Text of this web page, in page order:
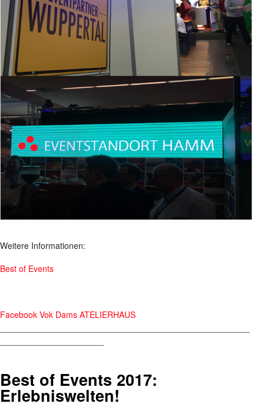
Weitere Informationen:
Best of Events
Facebook Vok Dams ATELIERHAUS
Best of Events 2017:
Erlebniswelten!